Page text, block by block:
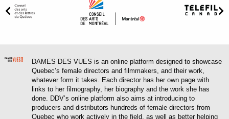
DAMES DES VUES is an online platform designed to showcase
Quebec’s female directors and filmmakers, and their work,
whatever form it takes. Each director has her own page with
links to her filmography, her biography and the work she has
done. DDV’s online platform also aims at introducing to
producers and distributors hundreds of female directors from
Quebec who work actively in the field, as well as better helping